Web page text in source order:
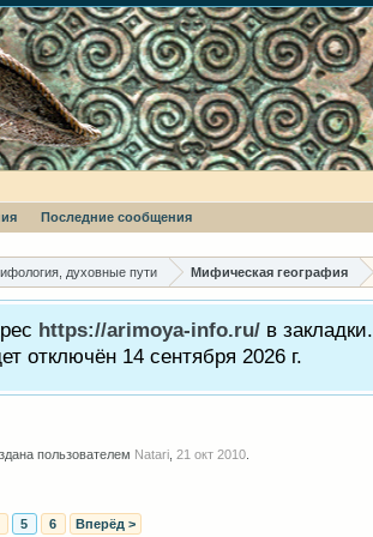
духовные пути Мифическая география
https://arimoya-info.ru/ в закладки.
отключён 14 сентября 2026 г.
пользователем Natari ,21 окт 2010
5 6 Вперёд >
Последние сообщения